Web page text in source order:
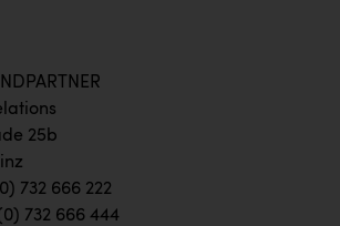
25b
732 666 222
732 666 444